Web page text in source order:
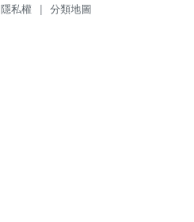
隱私權 | 分類地圖